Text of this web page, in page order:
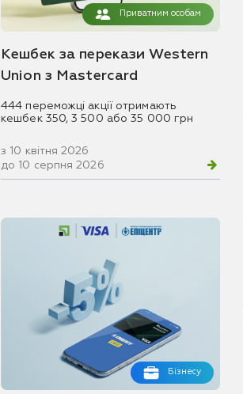
Приватним особам
Кешбек за перекази Western
Union з Mastercard
444 переможці акції отримають
кешбек 350, 3 500 або 35 000 грн
з 10 квітня 2026
до 10 серпня 2026
Бізнесу